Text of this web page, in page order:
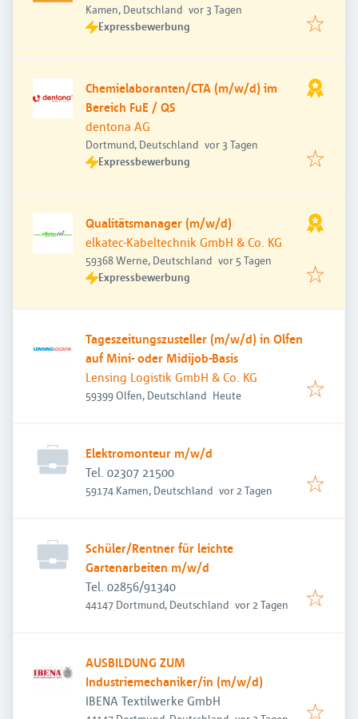
Kamen, Deutschland Veröffentlicht
vor 3 Tagen
Expressbewerbung
Chemielaboranten/CTA (m/w/d) im
Bereich FuE / QS
dentona AG
Dortmund, Deutschland Veröffentlicht
vor 3 Tagen
Expressbewerbung
Qualitätsmanager (m/w/d)
elkatec-Kabeltechnik GmbH & Co. KG
59368 Werne, Deutschland Veröffentlicht
vor 5 Tagen
Expressbewerbung
Tageszeitungszusteller (m/w/d) in Olfen
auf Mini- oder Midijob-Basis
Lensing Logistik GmbH & Co. KG
59399 Olfen, Deutschland Veröffentlicht
Heute
Elektromonteur m/w/d
Tel. 02307 21500
59174 Kamen, Deutschland Veröffentlicht
vor 2 Tagen
Schüler/Rentner für leichte
Gartenarbeiten m/w/d
Tel. 02856/91340
44147 Dortmund, Deutschland Veröffentlicht
vor 2 Tagen
AUSBILDUNG ZUM
Industriemechaniker/in (m/w/d)
IBENA Textilwerke GmbH